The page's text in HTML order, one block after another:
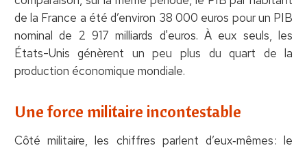
de la France a été d’environ 38 000 euros pour un PIB
nominal de 2 917 milliards d'euros. À eux seuls, les
États-Unis génèrent un peu plus du quart de la
production économique mondiale.
Une force militaire incontestable
Côté militaire, les chiffres parlent d’eux‑mêmes : le